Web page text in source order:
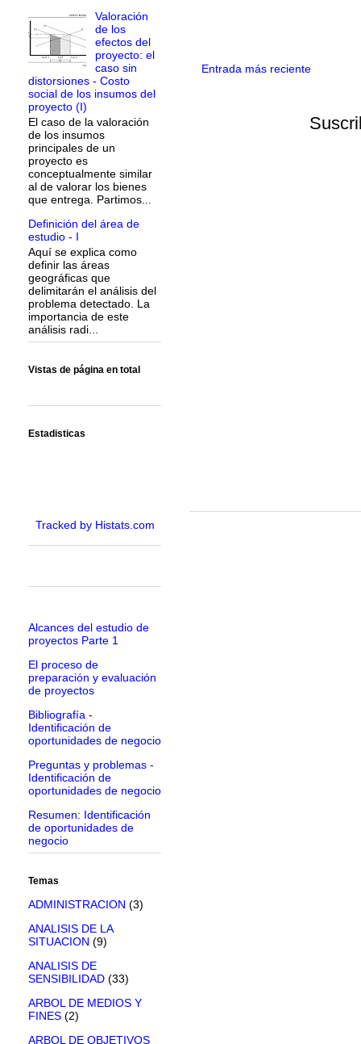
Entrada más reciente
Valoración
de los
efectos del
proyecto: el
caso sin
distorsiones - Costo
social de los insumos del
proyecto (I)
El caso de la valoración
de los insumos
principales de un
proyecto es
conceptualmente similar
al de valorar los bienes
que entrega. Partimos...
Definición del área de
estudio - I
Aquí se explica como
definir las áreas
geográficas que
delimitarán el análisis del
problema detectado. La
importancia de este
análisis radi...
Vistas de página en total
Estadisticas
Tracked by Histats.com
Alcances del estudio de
proyectos Parte 1
El proceso de
preparación y evaluación
de proyectos
Bibliografía -
Identificación de
oportunidades de negocio
Preguntas y problemas -
Identificación de
oportunidades de negocio
Resumen: Identificación
de oportunidades de
negocio
Temas
ADMINISTRACION (3)
ANALISIS DE LA
SITUACION (9)
ANALISIS DE
SENSIBILIDAD (33)
ARBOL DE MEDIOS Y
FINES (2)
ARBOL DE OBJETIVOS